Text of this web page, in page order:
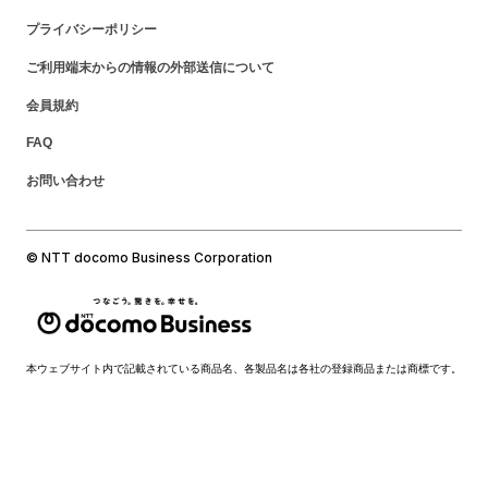
プライバシーポリシー
ご利用端末からの情報の外部送信について
会員規約
FAQ
お問い合わせ
© NTT docomo Business Corporation
本ウェブサイト内で記載されている商品名、各製品名は各社の登録商品または商標です。